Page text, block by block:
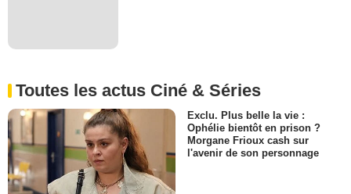
Toutes les actus Ciné & Séries
Exclu. Plus belle la vie :
Ophélie bientôt en prison ?
Morgane Frioux cash sur
l'avenir de son personnage